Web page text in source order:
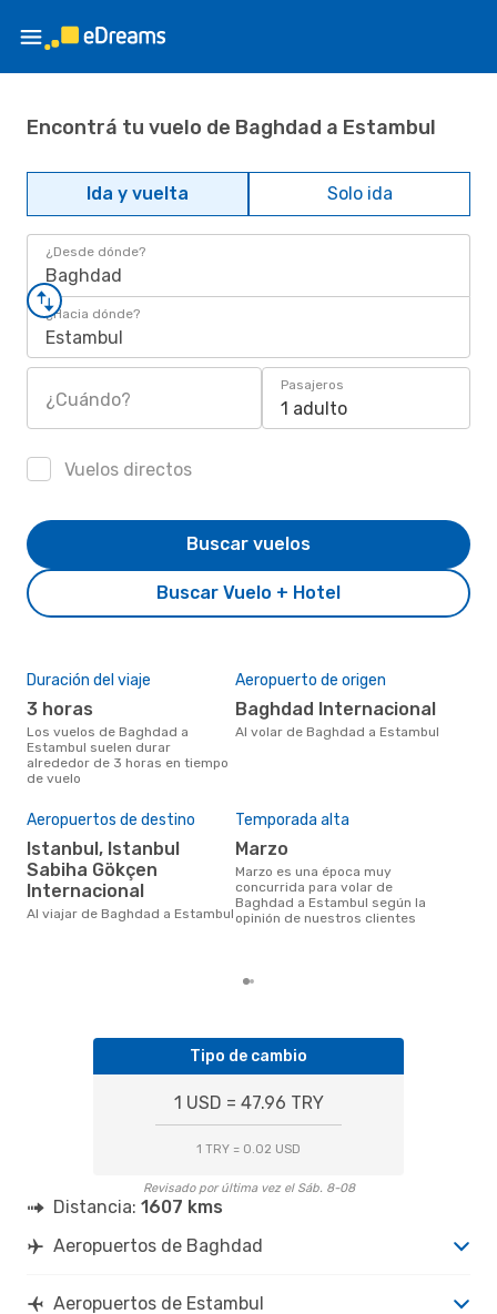
Encontrá tu vuelo de Baghdad a Estambul
Ida y vuelta Solo ida
¿Desde dónde?
Baghdad
¿Hacia dónde?
Estambul
¿Cuándo?
Pasajeros
1 adulto
Vuelos directos
Buscar Vuelo + Hotel
Buscar vuelos
Duración del viaje
3 horas
Los vuelos de Baghdad a
Estambul suelen durar
alrededor de 3 horas en tiempo
de vuelo
Aeropuerto de origen
Baghdad Internacional
Al volar de Baghdad a Estambul
Aeropuertos de destino
Sabiha Gökçen
Internacional
Al viajar de Baghdad a Estambul
Temporada alta
marzo
marzo es una época muy
concurrida para volar de
Baghdad a Estambul según la
opinión de nuestros clientes
Tipo de cambio
1 USD = 47.96 TRY
1 TRY = 0.02 USD
Revisado por última vez el Sáb. 8-08
Distancia: 1607 kms
Aeropuertos de Baghdad
Aeropuertos de Estambul